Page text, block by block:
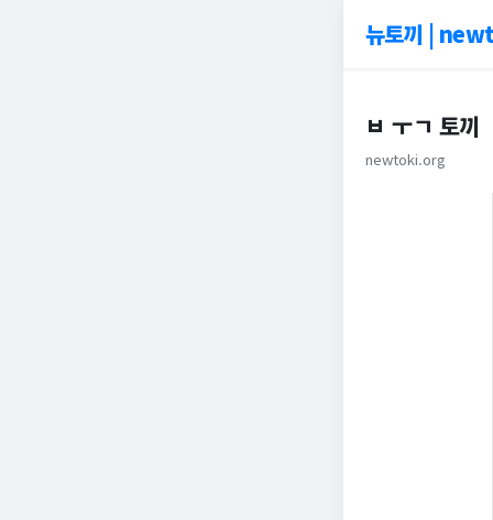
뉴토끼 |
ㅂ ㅜㄱ 토끼
newtoki.org